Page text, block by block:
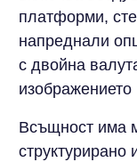
платформи,
напреднали
с двойна
Всъщност има
структурирано